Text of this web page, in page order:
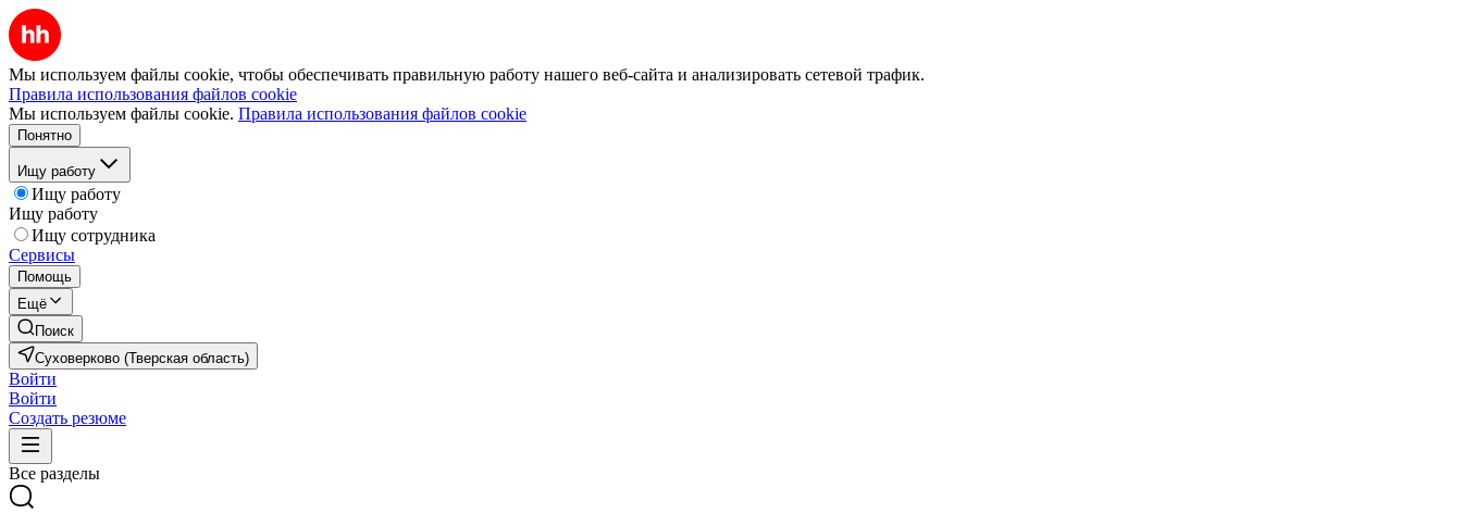
Мы используем файлы cookie, чтобы обеспечивать правильную работу нашего веб-сайта и анализировать сетевой трафик.
Правила использования файлов cookie
Мы используем файлы cookie. Правила использования файлов cookie
Понятно
Ищу работу
Ищу работу
Ищу работу
Ищу сотрудника
Сервисы
Помощь
Ещё
Поиск
Суховерково (Тверская область)
Войти
Войти
Создать резюме
Все разделы